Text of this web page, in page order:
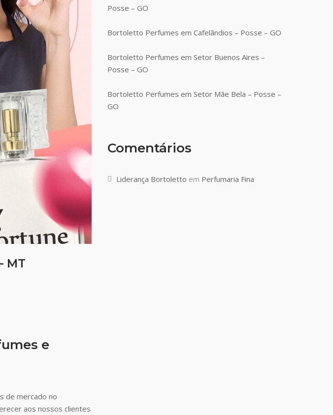
MT
e
de mercado no
aos nossos clientes
Posse – GO
Bortoletto Perfumes em Cafelândios – Posse – GO
Bortoletto Perfumes em Setor Buenos Aires –
Posse – GO
Bortoletto Perfumes em Setor Mãe Bela – Posse –
GO
Comentários
Liderança Bortoletto em Perfumaria Fina